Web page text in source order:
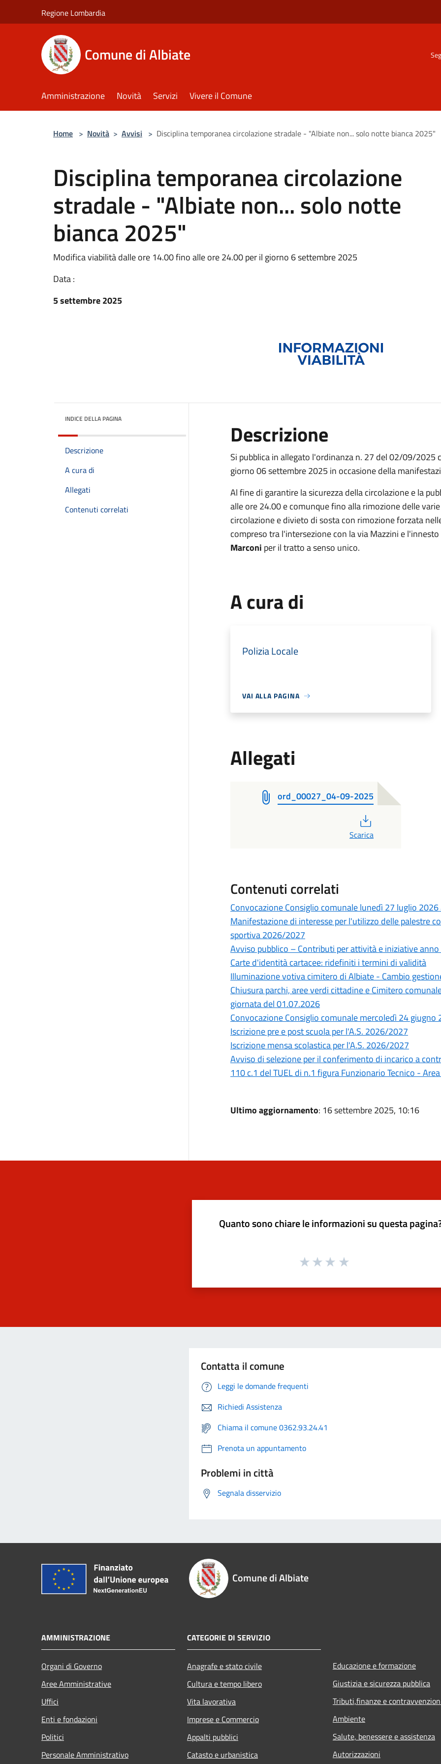
Regione Lombardia
Comune di Albiate
Amministrazione Novità Servizi Vivere il Comune
Home > Novità > Avvisi > Disciplina temporanea circolazione stradale - "Albiate non... solo notte bianca 2025"
Disciplina temporanea circolazione
stradale - "Albiate non... solo notte
bianca 2025"
Modifica viabilità dalle ore 14.00 fino alle ore 24.00 per il giorno 6 settembre 2025
Data :
5 settembre 2025
INDICE DELLA PAGINA
Descrizione
A cura di
Allegati
Contenuti correlati
Descrizione
Si pubblica in allegato l'ordinanza n. 27 del 02/09/2025
giorno 06 settembre 2025 in occasione della
Al fine di garantire la sicurezza della circolazione e la
alle ore 24.00 e comunque fino alla rimozione delle
circolazione e divieto di sosta con rimozione forzata
compreso tra l'intersezione con la via Mazzini e
Marconi per il tratto a senso unico.
A cura di
Polizia Locale
VAI ALLA PAGINA
Allegati
ord_00027_04-09-2025
Scarica
Contenuti correlati
Convocazione Consiglio comunale lunedì 27 luglio
Manifestazione di interesse per l'utilizzo delle palestre
sportiva 2026/2027
Avviso pubblico – Contributi per attività e iniziative
Carte d'identità cartacee: ridefiniti i termini di validità
Illuminazione votiva cimitero di Albiate - Cambio
Chiusura parchi, aree verdi cittadine e Cimitero
giornata del 01.07.2026
Convocazione Consiglio comunale mercoledì 24 giugno
Iscrizione pre e post scuola per l'A.S. 2026/2027
Iscrizione mensa scolastica per l'A.S. 2026/2027
Avviso di selezione per il conferimento di incarico a
110 c.1 del TUEL di n.1 figura Funzionario Tecnico -
Ultimo aggiornamento: 16 settembre 2025, 10:16
Quanto sono chiare le informazioni su questa
Contatta il comune
Leggi le domande frequenti
Richiedi Assistenza
Chiama il comune 0362.93.24.41
Prenota un appuntamento
Problemi in città
Segnala disservizio
Comune di Albiate
AMMINISTRAZIONE
Organi di Governo
Aree Amministrative
Uffici
Enti e fondazioni
Politici
Personale Amministrativo
CATEGORIE DI SERVIZIO
Anagrafe e stato civile
Cultura e tempo libero
Vita lavorativa
Imprese e Commercio
Appalti pubblici
Catasto e urbanistica
Educazione e formazione
Giustizia e sicurezza pubblica
Tributi,finanze e
Ambiente
Salute, benessere e assistenza
Autorizzazioni